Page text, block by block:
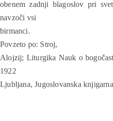
obenem zadnji blagoslov pri
navzoči vsi
birmanci.
Povzeto po: Stroj,
Alojzij; Liturgika Nauk o
1922
Ljubljana, Jugoslovanska